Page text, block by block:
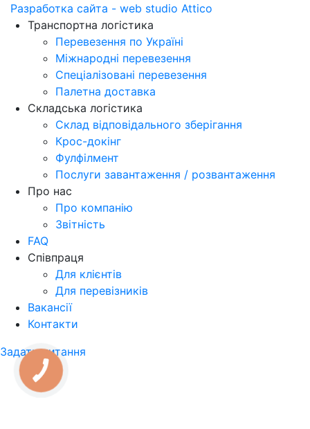
Разработка сайта - web studio Attico
Транспортна логістика
Перевезення по Україні
Міжнародні перевезення
Спеціалізовані перевезення
Палетна доставка
Складська логістика
Склад відповідального зберігання
Крос-докінг
Фулфілмент
Послуги завантаження / розвантаження
Про нас
Про компанію
Звітність
FAQ
Співпраця
Для клієнтів
Для перевізників
Вакансії
Контакти
Задати питання